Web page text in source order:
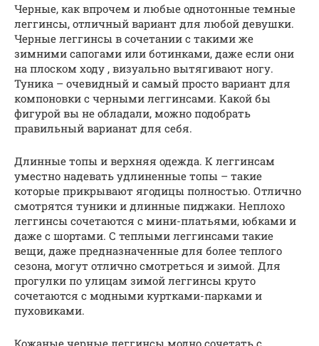
Черные, как впрочем и любые однотонные темные
леггинсы, отличный вариант для любой девушки.
Черные леггинсы в сочетании с такими же
зимними сапогами или ботинками, даже если они
на плоском ходу , визуально вытягивают ногу.
Туника – очевидный и самый просто вариант для
компоновки с черными леггинсами. Какой бы
фигурой вы не обладали, можно подобрать
правильный варианат для себя.
Длинные топы и верхняя одежда. К леггинсам
уместно надевать удлиненные топы – такие
которые прикрывают ягодицы полностью. Отлично
смотрятся туники и длинные пиджаки. Неплохо
леггинсы сочетаются с мини-платьями, юбками и
даже с шортами. С теплыми леггинсами такие
вещи, даже предназначенные для более теплого
сезона, могут отлично смотреться и зимой. Для
прогулки по улицам зимой леггинсы круто
сочетаются с модными куртками-парками и
пуховиками.
Кожаные черные леггинсы модно сочетать с